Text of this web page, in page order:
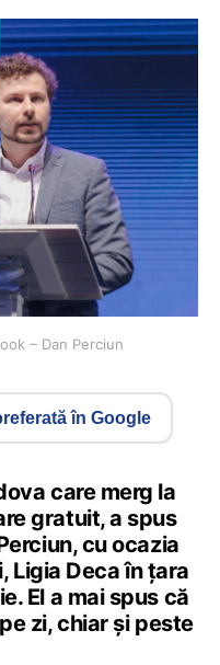
– Dan Perciun
în Google
care merg la
gratuit, a spus
cu ocazia
Ligia Deca în țara
El a mai spus că
zi, chiar și peste